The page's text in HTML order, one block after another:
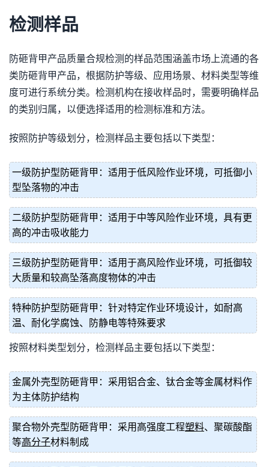
检测样品
防砸背甲产品质量合规检测的样品范围涵盖市场上流通的各
类防砸背甲产品，根据防护等级、应用场景、材料类型等维
度可进行系统分类。检测机构在接收样品时，需要明确样品
的类别归属，以便选择适用的检测标准和方法。
按照防护等级划分，检测样品主要包括以下类型：
一级防护型防砸背甲：适用于低风险作业环境，可抵御小
型坠落物的冲击
二级防护型防砸背甲：适用于中等风险作业环境，具有更
高的冲击吸收能力
三级防护型防砸背甲：适用于高风险作业环境，可抵御较
大质量和较高坠落高度物体的冲击
特种防护型防砸背甲：针对特定作业环境设计，如耐高
温、耐化学腐蚀、防静电等特殊要求
按照材料类型划分，检测样品主要包括以下类型：
金属外壳型防砸背甲：采用铝合金、钛合金等金属材料作
为主体防护结构
聚合物外壳型防砸背甲：采用高强度工程塑料、聚碳酸酯
等高分子材料制成